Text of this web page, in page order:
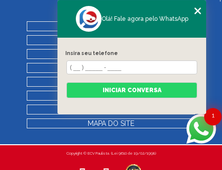
MENU
QUEM SOMOS
SERVIÇOS
BLOG
REGRAS DE VISTORIA
MAPA DO SITE
Copyright © ECV Paulista. (Lei 9610 de 19/02/1998)
1
Olá! Fale agora pelo WhatsApp
Insira seu telefone
INICIAR CONVERSA